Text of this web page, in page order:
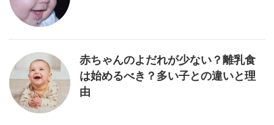
赤ちゃんのよだれが少ない？離乳食
は始めるべき？多い子との違いと理
由